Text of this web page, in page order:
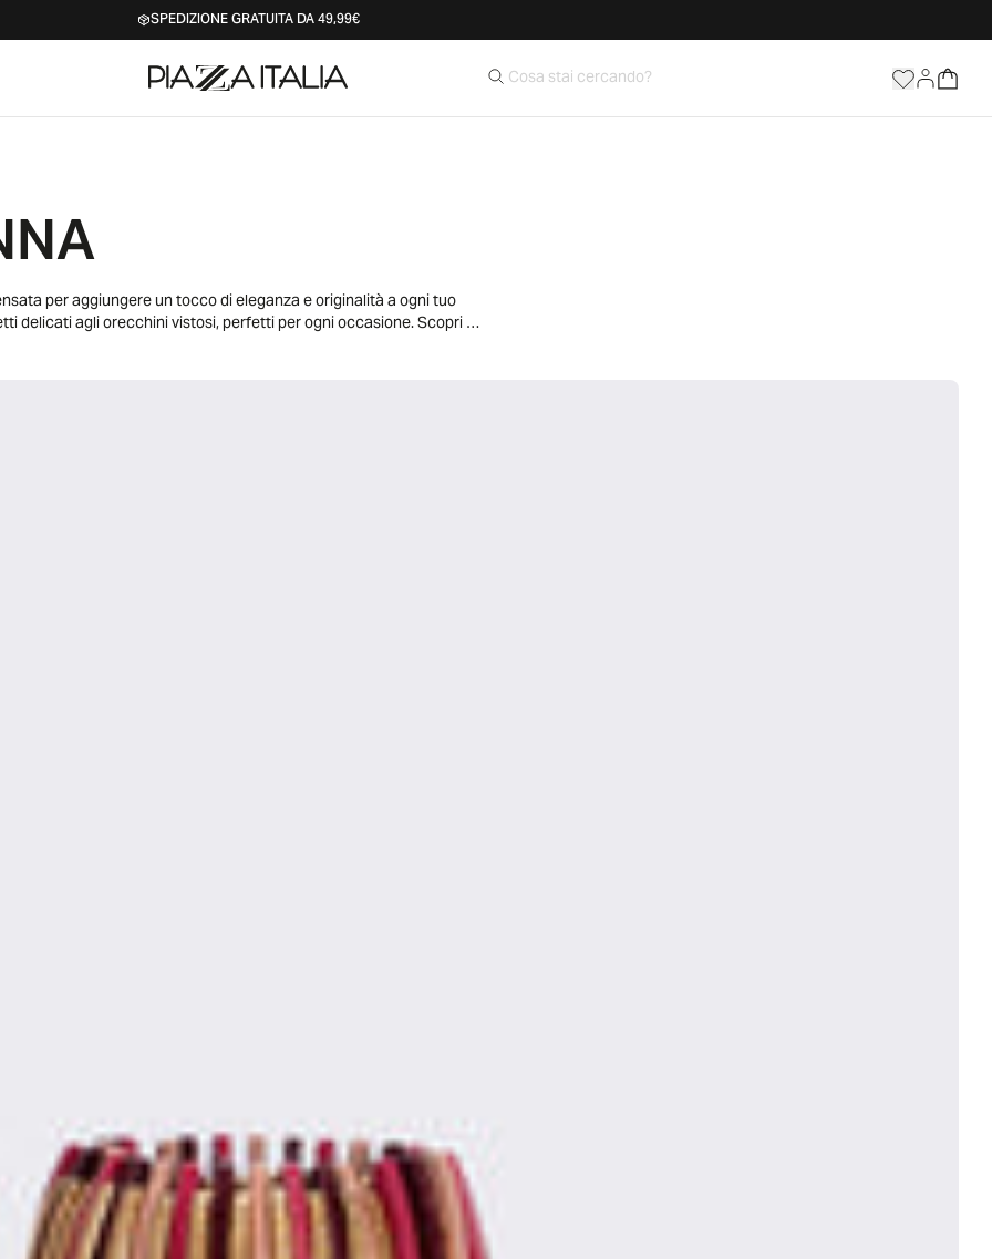
SPEDIZIONE GRATUITA DA 49,99€
per aggiungere un tocco di eleganza e originalità a ogni tuo
delicati agli orecchini vistosi, perfetti per ogni occasione. Scopri i